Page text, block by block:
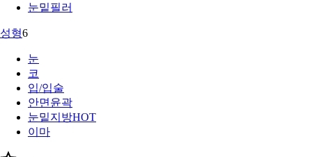
눈밑필러
성형6
눈
코
입/입술
안면윤곽
눈밑지방HOT
이마